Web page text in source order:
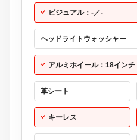
ビジュアル：-／-
ヘッドライトウォッシャー
アルミホイール：18インチ
革シート
キーレス